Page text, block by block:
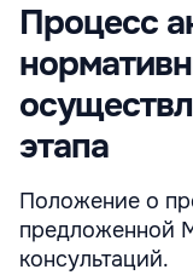
Процесс
этапа
Положение о
предложенной
консультаций.